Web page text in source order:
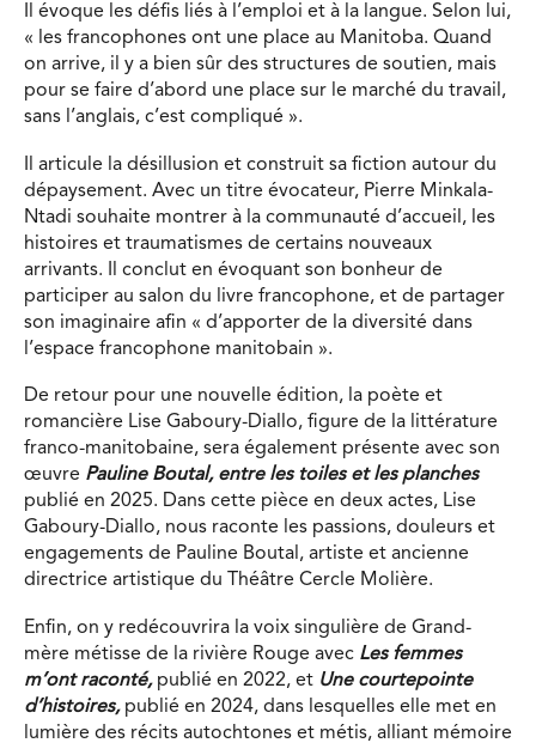
Il évoque les défis liés à l’emploi et à la langue. Selon lui,
« les francophones ont une place au Manitoba. Quand
on arrive, il y a bien sûr des structures de soutien, mais
pour se faire d’abord une place sur le marché du travail,
sans l’anglais, c’est compliqué ».
Il articule la désillusion et construit sa fiction autour du
dépaysement. Avec un titre évocateur, Pierre Minkala-
Ntadi souhaite montrer à la communauté d’accueil, les
histoires et traumatismes de certains nouveaux
arrivants. Il conclut en évoquant son bonheur de
participer au salon du livre francophone, et de partager
son imaginaire afin « d’apporter de la diversité dans
l’espace francophone manitobain ».
De retour pour une nouvelle édition, la poète et
romancière Lise Gaboury-Diallo, figure de la littérature
franco-manitobaine, sera également présente avec son
œuvre Pauline Boutal, entre les toiles et les planches
publié en 2025. Dans cette pièce en deux actes, Lise
Gaboury-Diallo, nous raconte les passions, douleurs et
engagements de Pauline Boutal, artiste et ancienne
directrice artistique du Théâtre Cercle Molière.
Enfin, on y redécouvrira la voix singulière de Grand-
mère métisse de la rivière Rouge avec Les femmes
m’ont raconté,publié en 2022, et Une courtepointe
d’histoires, publié en 2024, dans lesquelles elle met en
lumière des récits autochtones et métis, alliant mémoire